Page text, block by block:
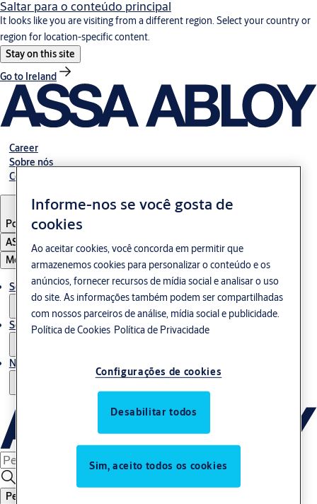
Saltar para o conteúdo principal
It looks like you are visiting from a different region. Select your country or
region for location-specific content.
Stay on this site
Go to Ireland
Career
Sobre nós
Contato
Portugal·Português
ASSA ABLOY Group
Menu
Solução
Serviços
Notícias
Pesquisar
Informe-nos se você gosta de
cookies
Ao aceitar cookies, você concorda em permitir que
armazenemos cookies para personalizar o conteúdo e os
anúncios, fornecer recursos de mídia social e analisar o uso
do site. As informações também podem ser compartilhadas
com nossos parceiros de análise, mídia social e publicidade.
Política de Cookies Política de Privacidade
Configurações de cookies
Desabilitar todos
Sim, aceito todos os cookies